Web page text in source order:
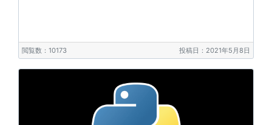
閲覧数：10173 投稿日：2021年5月8日